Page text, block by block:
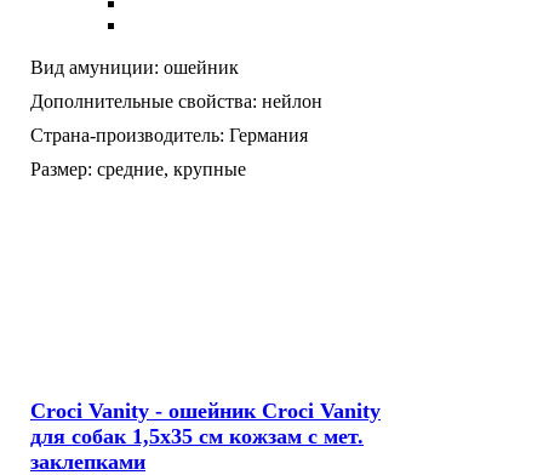
Вид амуниции: ошейник
Дополнительные свойства: нейлон
Страна-производитель: Германия
Размер: средние, крупные
Croci Vanity - ошейник Croci Vanity
для собак 1,5x35 см кожзам с мет.
заклепками